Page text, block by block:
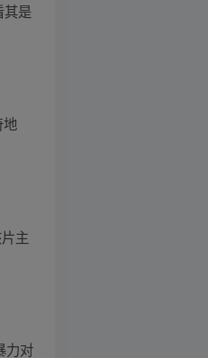
其是
地
主
力对